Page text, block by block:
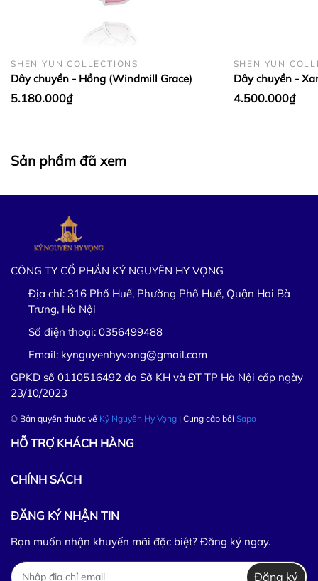
SHEN YUN COLLECTIONS
Dây chuyền - Hồng (Windmill Grace)
5.180.000₫
SHEN YUN
Dây chuyền -
4.500.000₫
Sản phẩm đã xem
CÔNG TY CỔ PHẦN KỶ NGUYÊN HY VỌNG
Địa chỉ: 316 Phố Huế, Phường Phố Huế, Quận Hai Bà
Trưng, Hà Nội
Số điện thoại: 0356499488
Email: kynguyenhyvong@gmail.com
GPKD số 0110516492 do Sở KH và ĐT TP Hà Nội cấp ngày
23/10/2023
© Bản quyền thuộc về Kỷ Nguyên Hy Vọng | Cung cấp bởi Sapo
HỖ TRỢ KHÁCH HÀNG
CHÍNH SÁCH
ĐĂNG KÝ NHẬN TIN
Bạn muốn nhận khuyến mãi đặc biệt? Đăng ký ngay.
Đăng ký